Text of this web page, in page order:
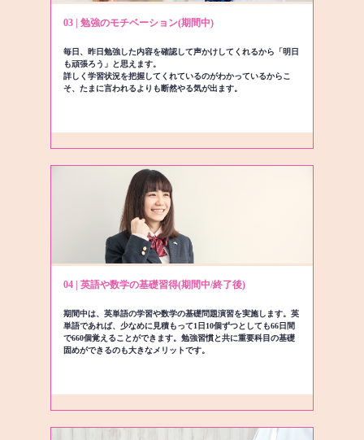
03 | 勉強のモチベーション(期間中)
毎日、昨日勉強した内容を確認して声かけしてくれるから「明日
も頑張ろう」と思えます。
詳しく学習状況を把握してくれているのがわかっているからこ
そ、たまに言われるよりも断然やる気が出ます。
04 | 英語や数学の基礎習得(期間中/終了後)
期間中は、英単語の学習や数学の基礎問題演習を実施します。英
単語であれば、少なめに見積もって1日10個ずつとしても66日間
で660個覚えることができます。勉強習慣と共に重要科目の基礎
固めができるのも大きなメリットです。